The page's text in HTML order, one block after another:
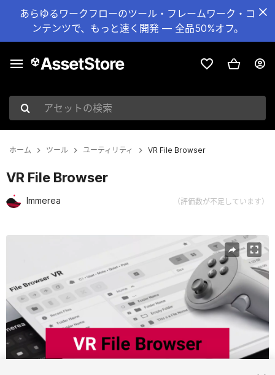
あらゆるワークフローのツール・フレームワーク・コ
ンテンツで、もっと速く開発 — 全品50%オフ。
アセットの検索
ホーム ツール ユーティリティ VR File Browser
VR File Browser
Immerea （評価数が不足しています）